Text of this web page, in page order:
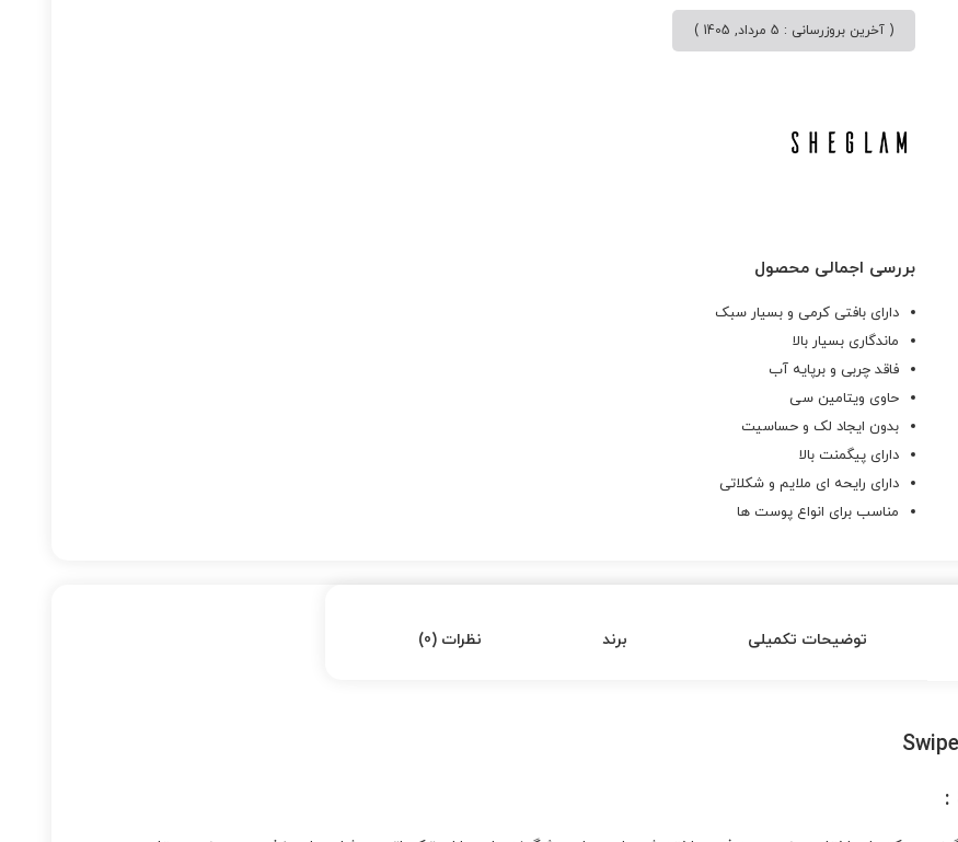
( آخرین بروزرسانی : 5 مرداد, 1405 )
بررسی اجمالی محصول
دارای بافتی کرمی و بسیار سبک
ماندگاری بسیار بالا
فاقد چربی و برپایه آب
حاوی ویتامین سی
بدون ایجاد لک و حساسیت
دارای پیگمنت بالا
دارای رایحه ای ملایم و شکلاتی
مناسب برای انواع پوست ها
توضیحات تکمیلی برند نظرات (0)